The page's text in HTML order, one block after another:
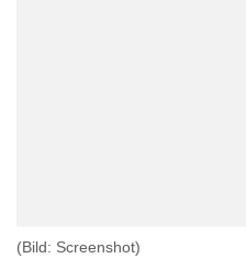
(Bild: Screenshot)